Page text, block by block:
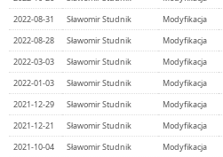
2022-08-31
Sławomir Studnik Modyfikacja
2022-08-28
Sławomir Studnik Modyfikacja
2022-03-03
Sławomir Studnik Modyfikacja
2022-01-03
Sławomir Studnik Modyfikacja
2021-12-29
Sławomir Studnik Modyfikacja
2021-12-21
Sławomir Studnik Modyfikacja
2021-10-04
Sławomir Studnik Modyfikacja